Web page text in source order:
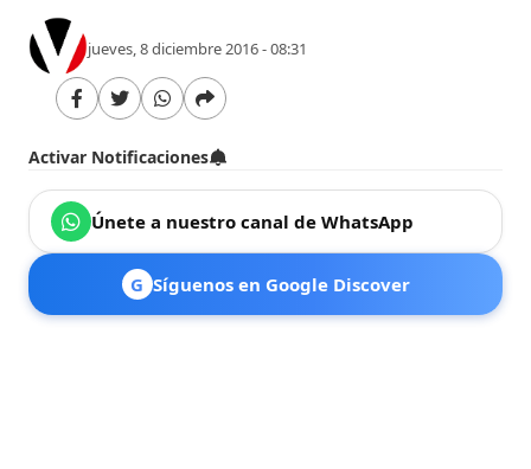
jueves, 8 diciembre 2016 - 08:31
Activar Notificaciones
Únete a nuestro canal de WhatsApp
G Síguenos en Google Discover